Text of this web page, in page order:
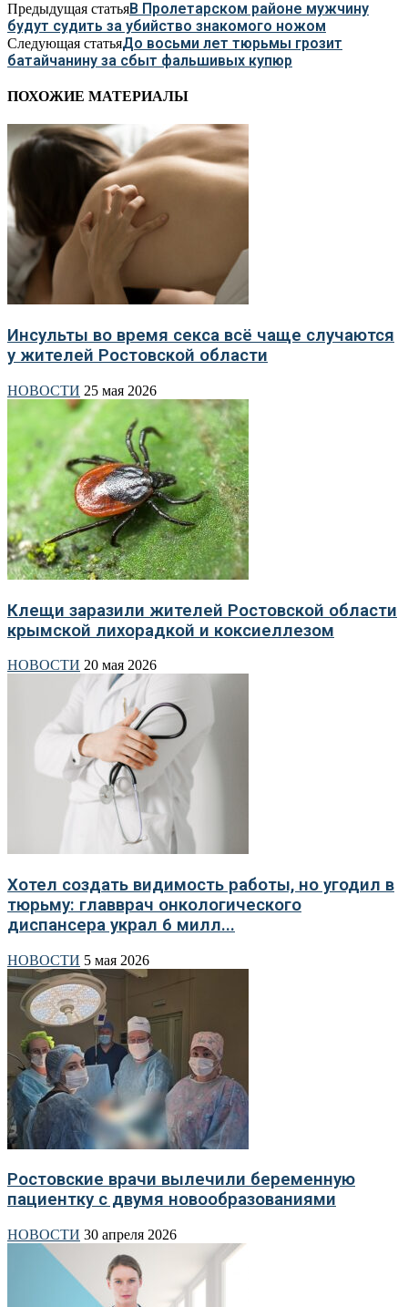
Предыдущая статьяВ Пролетарском районе мужчину
будут судить за убийство знакомого ножом
Следующая статьяДо восьми лет тюрьмы грозит
батайчанину за сбыт фальшивых купюр
ПОХОЖИЕ МАТЕРИАЛЫ
Инсульты во время секса всё чаще случаются
у жителей Ростовской области
НОВОСТИ 25 мая 2026
Клещи заразили жителей Ростовской области
крымской лихорадкой и коксиеллезом
НОВОСТИ 20 мая 2026
Хотел создать видимость работы, но угодил в
тюрьму: главврач онкологического
диспансера украл 6 милл...
НОВОСТИ 5 мая 2026
Ростовские врачи вылечили беременную
пациентку с двумя новообразованиями
НОВОСТИ 30 апреля 2026